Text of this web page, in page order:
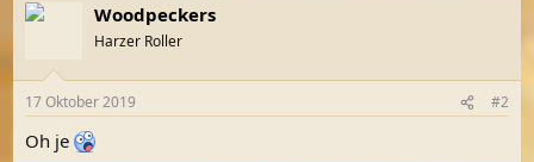
Woodpeckers
Harzer Roller
17 Oktober 2019 #2
Oh je